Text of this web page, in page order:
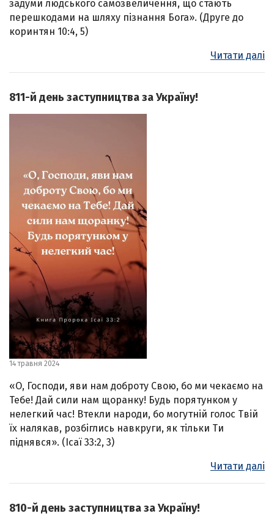
задуми людського самозвеличення, що стають
перешкодами на шляху пізнання Бога». (Друге до
коринтян 10:4, 5)
Читати далі
811-й день заступництва за Україну!
14 травня 2024
«О, Господи, яви нам доброту Свою, бо ми чекаємо на
Тебе! Дай сили нам щоранку! Будь порятунком у
нелегкий час! Втекли народи, бо могутній голос Твій
їх налякав, розбіглись навкруги, як тільки Ти
піднявся». (Ісаї 33:2, 3)
Читати далі
810-й день заступництва за Україну!